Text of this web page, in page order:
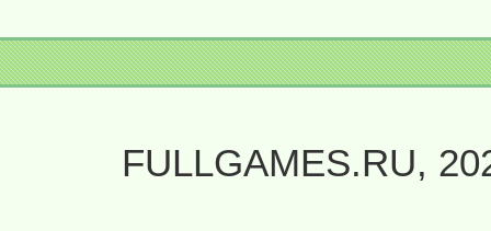
FULLGAMES.RU,